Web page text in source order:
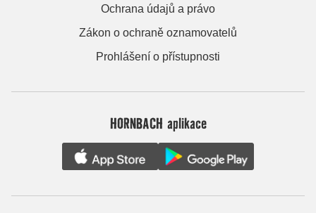
Ochrana údajů a právo
Zákon o ochraně oznamovatelů
Prohlášení o přístupnosti
HORNBACH aplikace